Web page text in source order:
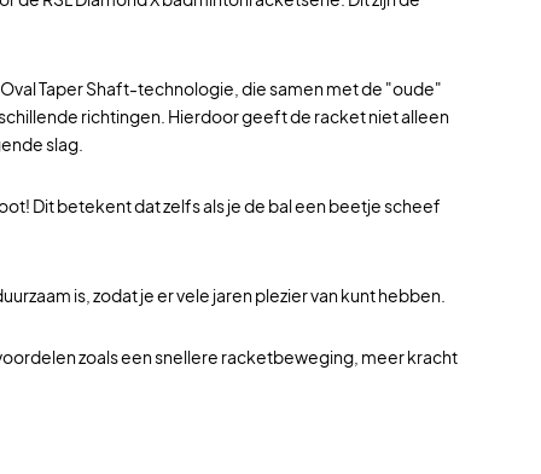
Taper Shaft-technologie, die samen met de "oude"
richtingen. Hierdoor geeft de racket niet alleen
slag.
Dit betekent dat zelfs als je de bal een beetje scheef
is, zodat je er vele jaren plezier van kunt hebben.
zoals een snellere racketbeweging, meer kracht